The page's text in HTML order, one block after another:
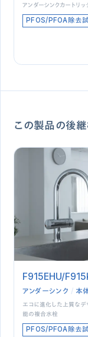
アンダーシンクカートリッ
PFOS/PFOA除去
この製品の後
F915EHU/
アンダーシンク 本
エコに進化した上質なデ
能の複合水栓
PFOS/PFOA除去